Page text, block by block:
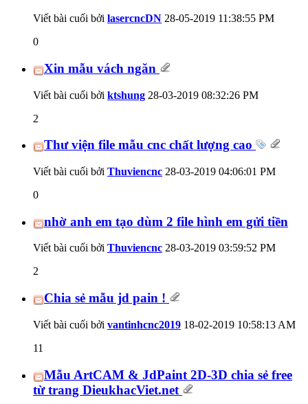
Viết bài cuối bởi lasercncDN 28-05-2019 11:38:55 PM
0
Xin mẫu vách ngăn
Viết bài cuối bởi ktshung 28-03-2019 08:32:26 PM
2
Thư viện file mẫu cnc chất lượng cao
Viết bài cuối bởi Thuviencnc 28-03-2019 04:06:01 PM
0
nhờ anh em tạo dùm 2 file hình em gửi tiền
Viết bài cuối bởi Thuviencnc 28-03-2019 03:59:52 PM
2
Chia sẻ mẫu jd pain !
Viết bài cuối bởi vantinhcnc2019 18-02-2019 10:58:13 AM
11
Mẫu ArtCAM & JdPaint 2D-3D chia sẻ free
từ trang DieukhacViet.net